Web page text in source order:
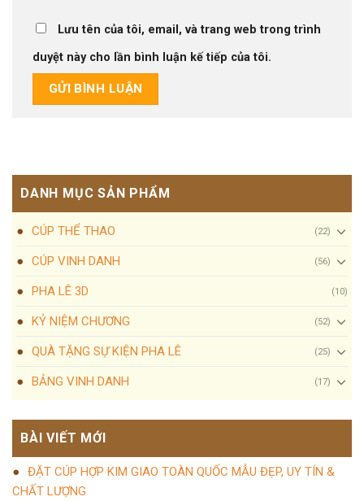
Lưu tên của tôi, email, và trang web trong trình
duyệt này cho lần bình luận kế tiếp của tôi.
DANH MỤC SẢN PHẨM
CÚP THỂ THAO (22)
CÚP VINH DANH (56)
PHA LÊ 3D (10)
KỶ NIỆM CHƯƠNG (52)
QUÀ TẶNG SỰ KIỆN PHA LÊ (25)
BẢNG VINH DANH (17)
BÀI VIẾT MỚI
ĐẶT CÚP HỢP KIM GIAO TOÀN QUỐC MẪU ĐẸP, UY TÍN &
CHẤT LƯỢNG